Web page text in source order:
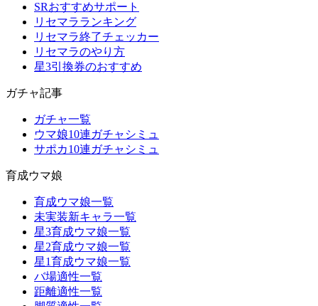
SRおすすめサポート
リセマラランキング
リセマラ終了チェッカー
リセマラのやり方
星3引換券のおすすめ
ガチャ記事
ガチャ一覧
ウマ娘10連ガチャシミュ
サポカ10連ガチャシミュ
育成ウマ娘
育成ウマ娘一覧
未実装新キャラ一覧
星3育成ウマ娘一覧
星2育成ウマ娘一覧
星1育成ウマ娘一覧
バ場適性一覧
距離適性一覧